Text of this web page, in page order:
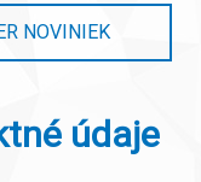
NOVINIEK
údaje